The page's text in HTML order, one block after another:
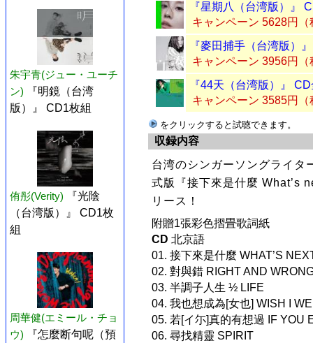
朱宇青(ジュー・ユーチ
ン)
『明鏡（台湾
版）』 CD1枚組
侑彤(Verity)
『光陰
（台湾版）』 CD1枚
組
周華健(エミール・チョ
ウ)
『怎麼断句呢（預
『星期八（台湾版）』
キャンペーン 5628円（
『麥田捕手（台湾版）
キャンペーン 3956円（
『44天（台湾版）』
キャンペーン 3585円（
をクリックすると試聴できます。
収録内容
台湾のシンガーソングライ
式版『接下來是什麼 What’s
リース！
附贈1張彩色摺畳歌詞紙
CD 北京語
01. 接下來是什麼 WHAT’S
02. 對與錯 RIGHT AND
03. 半調子人生 ½ LIFE
04. 我也想成為[女也] WISH I
05. 若[イ尓]真的有想過 IF YOU
06. 尋找精靈 SPIRIT